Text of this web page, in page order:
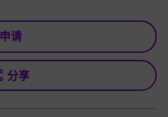
申请
分享